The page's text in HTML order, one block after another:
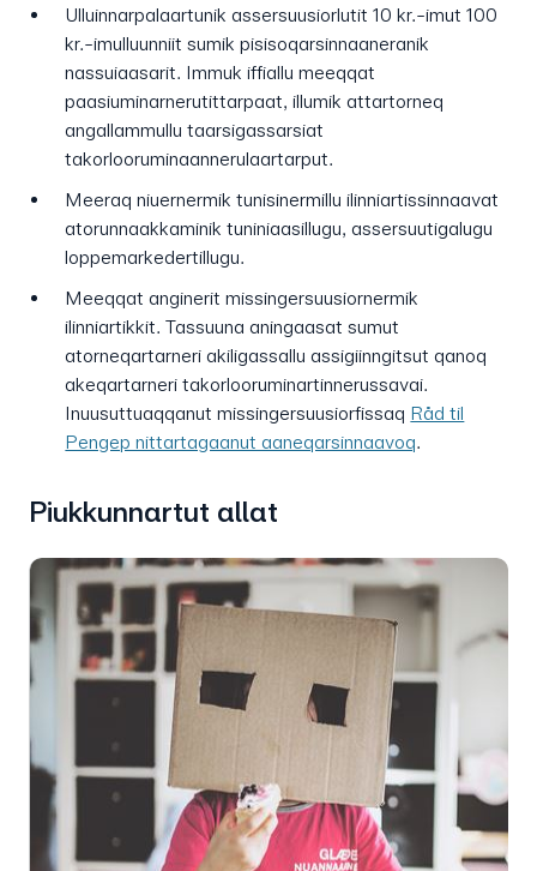
Ulluinnarpalaartunik assersuusiorlutit 10 kr.-imut 100
kr.-imulluunniit sumik pisisoqarsinnaaneranik
nassuiaasarit. Immuk iffiallu meeqqat
paasiuminarnerutittarpaat, illumik attartorneq
angallammullu taarsigassarsiat
takorlooruminaannerulaartarput.
Meeraq niuernermik tunisinermillu ilinniartissinnaavat
atorunnaakkaminik tuniniaasillugu, assersuutigalugu
loppemarkedertillugu.
Meeqqat anginerit missingersuusiornermik
ilinniartikkit. Tassuuna aningaasat sumut
atorneqartarneri akiligassallu assigiinngitsut qanoq
akeqartarneri takorlooruminartinnerussavai.
Inuusuttuaqqanut missingersuusiorfissaq Råd til
Pengep nittartagaanut aaneqarsinnaavoq.
Piukkunnartut allat